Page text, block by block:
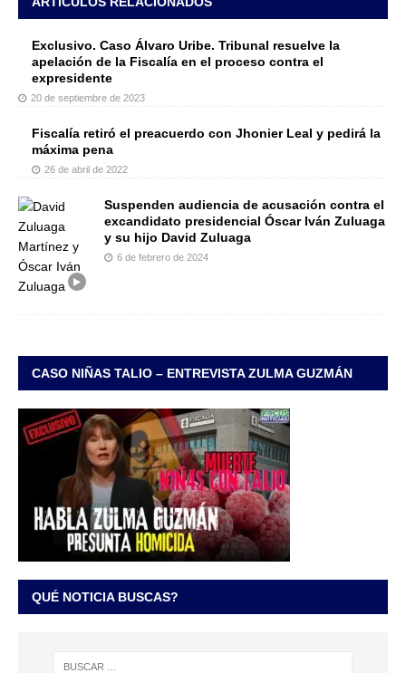
Exclusivo. Caso Álvaro Uribe. Tribunal resuelve la
apelación de la Fiscalía en el proceso contra el
expresidente
20 de septiembre de 2023
Fiscalía retiró el preacuerdo con Jhonier Leal y pedirá la
máxima pena
26 de abril de 2022
Suspenden audiencia de acusación contra el
excandidato presidencial Óscar Iván Zuluaga
y su hijo David Zuluaga
6 de febrero de 2024
CASO NIÑAS TALIO – ENTREVISTA ZULMA GUZMÁN
QUÉ NOTICIA BUSCAS?